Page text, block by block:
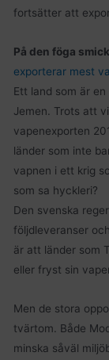
fortsätter att
På den föga
exporterar mest
Ett land som är
Jemen. Trots att
vapenexporten
länder som inte
vapnen i ett krig
som sa hyckleri?
Den svenska
följdleveranser
är att länder som
eller fryst sin
Men de stora
tvärtom. Både
minska såväl